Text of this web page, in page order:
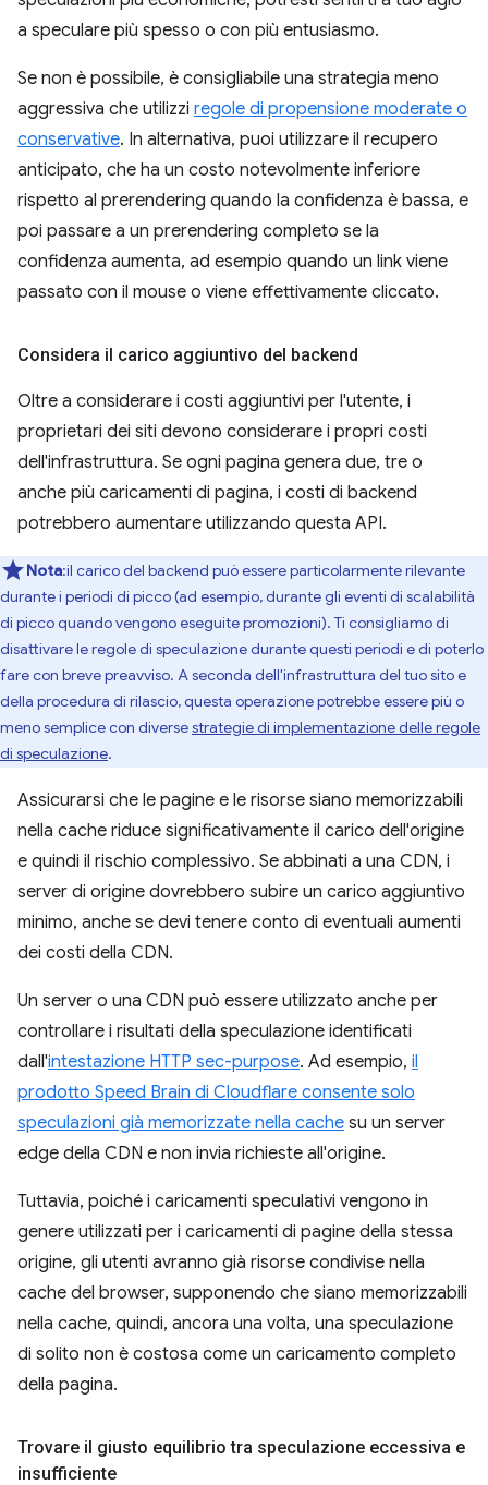
a speculare più spesso o con più entusiasmo.
Se non è possibile, è consigliabile una strategia meno
aggressiva che utilizzi regole di propensione moderate o
conservative. In alternativa, puoi utilizzare il recupero
anticipato, che ha un costo notevolmente inferiore
rispetto al prerendering quando la confidenza è bassa, e
poi passare a un prerendering completo se la
confidenza aumenta, ad esempio quando un link viene
passato con il mouse o viene effettivamente cliccato.
Considera il carico aggiuntivo del backend
Oltre a considerare i costi aggiuntivi per l'utente, i
proprietari dei siti devono considerare i propri costi
dell'infrastruttura. Se ogni pagina genera due, tre o
anche più caricamenti di pagina, i costi di backend
potrebbero aumentare utilizzando questa API.
Nota:il carico del backend può essere particolarmente rilevante
durante i periodi di picco (ad esempio, durante gli eventi di scalabilità
di picco quando vengono eseguite promozioni). Ti consigliamo di
disattivare le regole di speculazione durante questi periodi e di poterlo
fare con breve preavviso. A seconda dell'infrastruttura del tuo sito e
della procedura di rilascio, questa operazione potrebbe essere più o
meno semplice con diversestrategie di implementazione delle regole
di speculazione.
Assicurarsi che le pagine e le risorse siano memorizzabili
nella cache riduce significativamente il carico dell'origine
e quindi il rischio complessivo. Se abbinati a una CDN, i
server di origine dovrebbero subire un carico aggiuntivo
minimo, anche se devi tenere conto di eventuali aumenti
dei costi della CDN.
Un server o una CDN può essere utilizzato anche per
controllare i risultati della speculazione identificati
dall'intestazione HTTP sec-purpose. Ad esempio, il
prodotto Speed Brain di Cloudflare consente solo
speculazioni già memorizzate nella cache su un server
edge della CDN e non invia richieste all'origine.
Tuttavia, poiché i caricamenti speculativi vengono in
genere utilizzati per i caricamenti di pagine della stessa
origine, gli utenti avranno già risorse condivise nella
cache del browser, supponendo che siano memorizzabili
nella cache, quindi, ancora una volta, una speculazione
di solito non è costosa come un caricamento completo
della pagina.
Trovare il giusto equilibrio tra speculazione eccessiva e
insufficiente